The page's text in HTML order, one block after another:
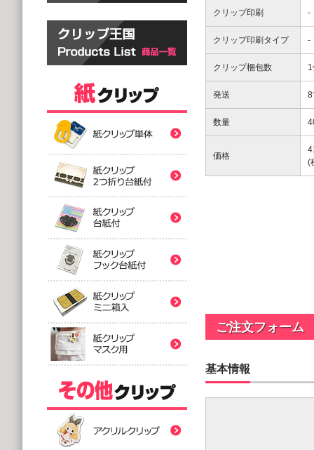
クリップ印刷 -
クリップ印刷タイプ -
クリップ梱包数
発送 8
数量
価格
(
ご注文フォーム
基本情報
紙クリップ印刷なし
@32.52～
紙クリップ印刷有
@48.74～
(5,000個 1個あたり)
@55.92～
(5,000個 1個あたり)
アクリルクリップ印